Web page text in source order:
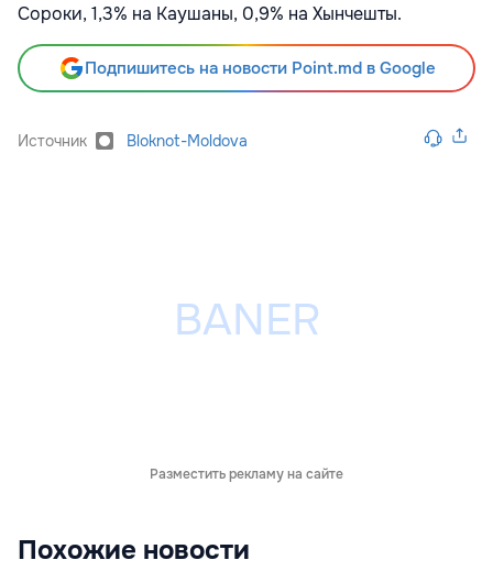
Сороки, 1,3% на Каушаны, 0,9% на Хынчешты.
Подпишитесь на новости Point.md в Google
Источник Bloknot-Moldova
Разместить рекламу на сайте
Похожие новости